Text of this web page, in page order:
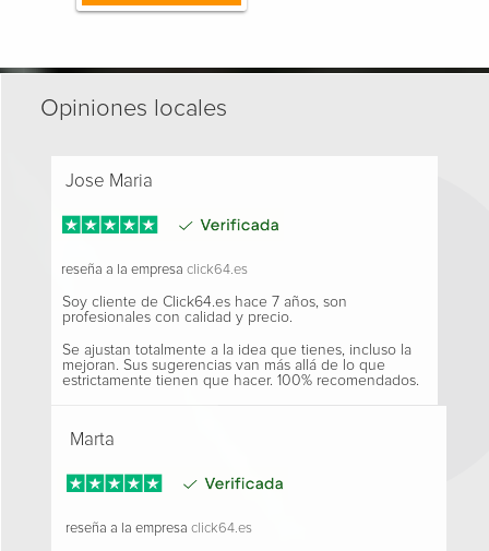
Opiniones locales
Jose Maria
reseña a la empresa click64.es
Soy cliente de Click64.es hace 7 años, son
profesionales con calidad y precio.
Se ajustan totalmente a la idea que tienes, incluso la
mejoran. Sus sugerencias van más allá de lo que
estrictamente tienen que hacer. 100% recomendados.
Marta
reseña a la empresa click64.es